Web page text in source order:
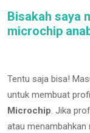
Bisakah saya
microchip
Tentu saja bisa!
untuk membuat
Microchip. Jika
atau